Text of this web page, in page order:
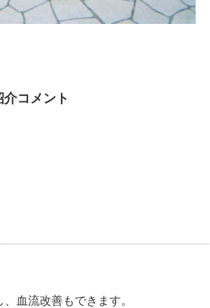
コメント
血流改善もできます。